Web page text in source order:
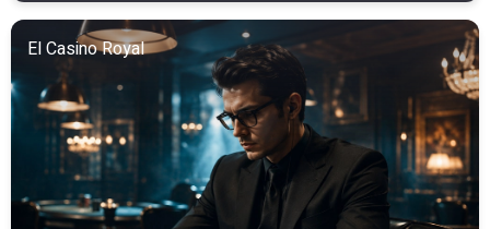
El Casino Royal